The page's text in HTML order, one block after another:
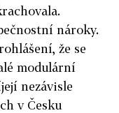
nároky.
že se
modulární
nezávisle
v Česku